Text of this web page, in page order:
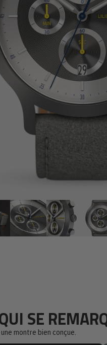
SE
montre bien conçue.